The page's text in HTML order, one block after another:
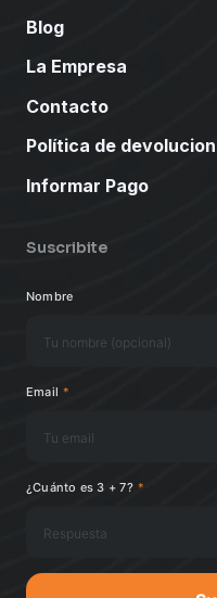
Blog
La Empresa
Contacto
Política de
Informar Pago
Suscribite
Nombre
Email *
¿Cuánto es 3 + 7? *